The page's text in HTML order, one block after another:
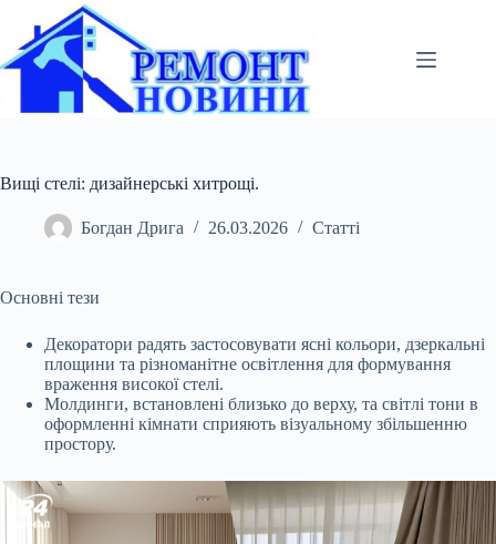
вмісту
Вищі стелі: дизайнерські хитрощі.
Богдан Дрига 26.03.2026 Статті
Основні тези
Декоратори радять застосовувати ясні кольори, дзеркальні
площини та різноманітне освітлення для формування
враження високої стелі.
Молдинги, встановлені близько до верху, та світлі тони в
оформленні кімнати сприяють візуальному збільшенню
простору.